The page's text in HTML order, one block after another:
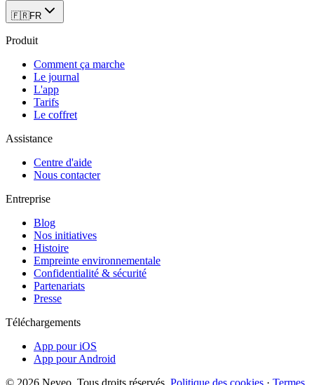
🇫🇷FR
Produit
Comment ça marche
Le journal
L'app
Tarifs
Le coffret
Assistance
Centre d'aide
Nous contacter
Entreprise
Blog
Nos initiatives
Histoire
Empreinte environnementale
Confidentialité & sécurité
Partenariats
Presse
Téléchargements
App pour iOS
App pour Android
© 2026 Neveo. Tous droits réservés. Politique des cookies · Termes